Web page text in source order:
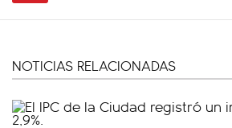
NOTICIAS RELACIONADAS